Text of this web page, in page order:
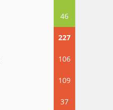
46
227
106
109
37